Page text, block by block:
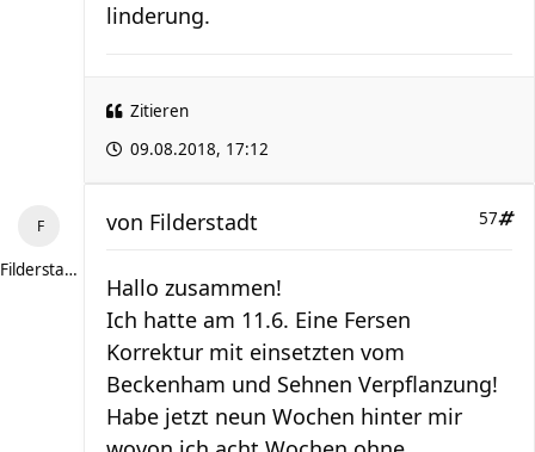
linderung.
Zitieren
09.08.2018, 17:12
Filderstadt
57
von Filderstadt
Hallo zusammen!
Ich hatte am 11.6. Eine Fersen
Korrektur mit einsetzten vom
Beckenham und Sehnen Verpflanzung!
Habe jetzt neun Wochen hinter mir